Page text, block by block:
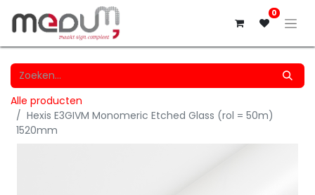
0
Alle producten
Hexis E3GIVM Monomeric Etched Glass (rol = 50m)
1520mm